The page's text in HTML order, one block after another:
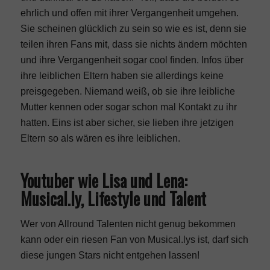
ehrlich und offen mit ihrer Vergangenheit umgehen.
Sie scheinen glücklich zu sein so wie es ist, denn sie
teilen ihren Fans mit, dass sie nichts ändern möchten
und ihre Vergangenheit sogar cool finden. Infos über
ihre leiblichen Eltern haben sie allerdings keine
preisgegeben. Niemand weiß, ob sie ihre leibliche
Mutter kennen oder sogar schon mal Kontakt zu ihr
hatten. Eins ist aber sicher, sie lieben ihre jetzigen
Eltern so als wären es ihre leiblichen.
Youtuber wie Lisa und Lena:
Musical.ly, Lifestyle und Talent
Wer von Allround Talenten nicht genug bekommen
kann oder ein riesen Fan von Musical.lys ist, darf sich
diese jungen Stars nicht entgehen lassen!